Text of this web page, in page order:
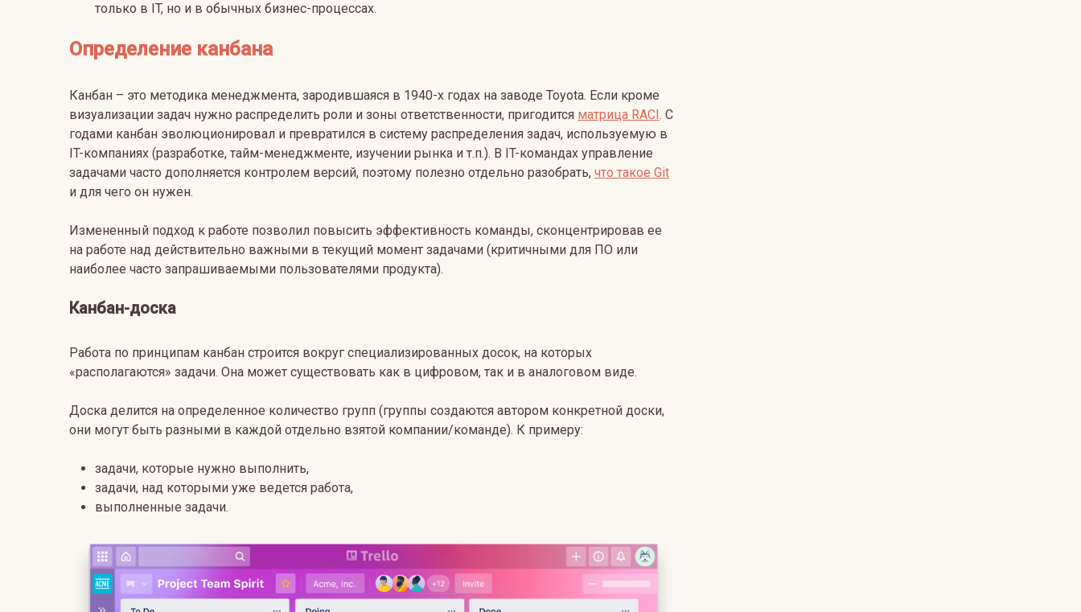
только в IT, но и в обычных бизнес-процессах.
Определение канбана
Канбан – это методика менеджмента, зародившаяся в 1940-х годах на заводе Toyota. Если кроме
визуализации задач нужно распределить роли и зоны ответственности, пригодится матрица RACI. С
годами канбан эволюционировал и превратился в систему распределения задач, используемую в
IT-компаниях (разработке, тайм-менеджменте, изучении рынка и т.п.). В IT-командах управление
задачами часто дополняется контролем версий, поэтому полезно отдельно разобрать, что такое Git
и для чего он нужен.
Измененный подход к работе позволил повысить эффективность команды, сконцентрировав ее
на работе над действительно важными в текущий момент задачами (критичными для ПО или
наиболее часто запрашиваемыми пользователями продукта).
Канбан-доска
Работа по принципам канбан строится вокруг специализированных досок, на которых
«располагаются» задачи. Она может существовать как в цифровом, так и в аналоговом виде.
Доска делится на определенное количество групп (группы создаются автором конкретной доски,
они могут быть разными в каждой отдельно взятой компании/команде). К примеру:
задачи, которые нужно выполнить,
задачи, над которыми уже ведется работа,
выполненные задачи.